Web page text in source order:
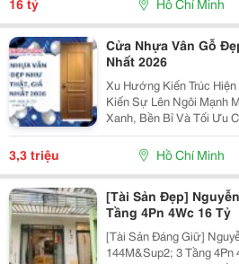
16 tỷ Hồ Chí Minh
Cửa Nhựa Vân Gỗ
Nhất 2026
Xu Hướng Kiến Trúc
Kiến Sự Lên Ngôi Mạnh
Xanh, Bền Bỉ Và Tối Ưu
Cửa Nhựa Vân Gỗ
Thay Thế Cửa Gỗ Tự
Nghệ...
3,3 triệu Hồ Chí Minh
[Tài Sản Đẹp]
Tầng 4Pn 4Wc 16 Tỷ
[Tài Sản Đáng Giữ]
144M&Sup2; 3 Tầng 4Pn